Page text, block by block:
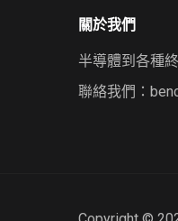
關於我們
半導體到各種
聯絡我們：